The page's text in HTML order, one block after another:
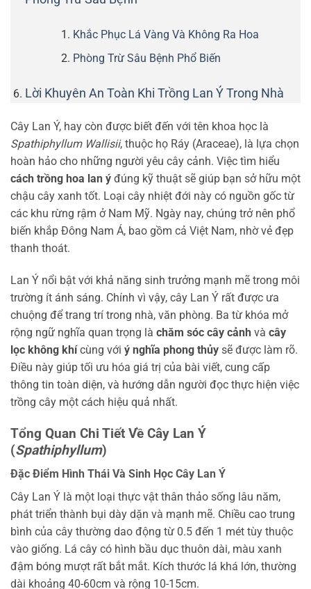
Khắc Phục Lá Vàng Và Không Ra Hoa
Phòng Trừ Sâu Bệnh Phổ Biến
Lời Khuyên An Toàn Khi Trồng Lan Ý Trong Nhà
Cây Lan Ý, hay còn được biết đến với tên khoa học là
Spathiphyllum Wallisii, thuộc họ Ráy (Araceae), là lựa chọn
hoàn hảo cho những người yêu cây cảnh. Việc tìm hiểu
cách trồng hoa lan ý đúng kỹ thuật sẽ giúp bạn sở hữu một
chậu cây xanh tốt. Loại cây nhiệt đới này có nguồn gốc từ
các khu rừng rậm ở Nam Mỹ. Ngày nay, chúng trở nên phổ
biến khắp Đông Nam Á, bao gồm cả Việt Nam, nhờ vẻ đẹp
thanh thoát.
Lan Ý nổi bật với khả năng sinh trưởng mạnh mẽ trong môi
trường ít ánh sáng. Chính vì vậy, cây Lan Ý rất được ưa
chuộng để trang trí trong nhà, văn phòng. Ba từ khóa mở
rộng ngữ nghĩa quan trọng là chăm sóc cây cảnh và cây
lọc không khícùng với ý nghĩa phong thủy sẽ được làm rõ.
Điều này giúp tối ưu hóa giá trị của bài viết, cung cấp
thông tin toàn diện, và hướng dẫn người đọc thực hiện việc
trồng cây một cách hiệu quả nhất.
Tổng Quan Chi Tiết Về Cây Lan Ý
(Spathiphyllum)
Đặc Điểm Hình Thái Và Sinh Học Cây Lan Ý
Cây Lan Ý là một loại thực vật thân thảo sống lâu năm,
phát triển thành bụi dày dặn và mạnh mẽ. Chiều cao trung
bình của cây thường dao động từ 0.5 đến 1 mét tùy thuộc
vào giống. Lá cây có hình bầu dục thuôn dài, màu xanh
đậm bóng mượt rất bắt mắt. Kích thước lá khá lớn, thường
dài khoảng 40-60cm và rộng 10-15cm.